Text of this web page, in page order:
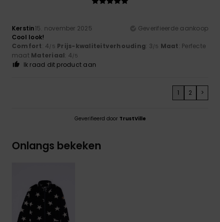
Kerstin15. november 2025
Geverifieerde aankoop
Cool look!
Comfort: 4/5 Prijs-kwaliteitverhouding: 3/5 Maat: Perfecte
maat Materiaal: 4/5
Ik raad dit product aan
1 2 >
Geverifieerd door TrustVille
Onlangs bekeken